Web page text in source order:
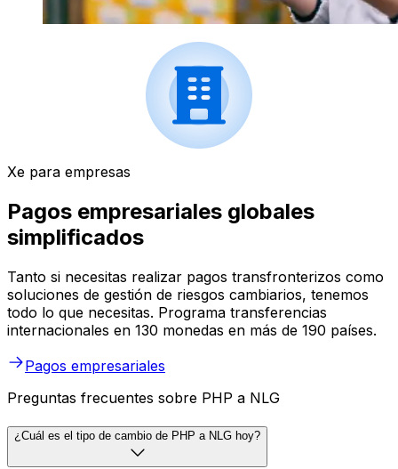
Xe para empresas
Pagos empresariales globales
simplificados
Tanto si necesitas realizar pagos transfronterizos como
soluciones de gestión de riesgos cambiarios, tenemos
todo lo que necesitas. Programa transferencias
internacionales en 130 monedas en más de 190 países.
Pagos empresariales
Preguntas frecuentes sobre PHP a NLG
¿Cuál es el tipo de cambio de PHP a NLG hoy?